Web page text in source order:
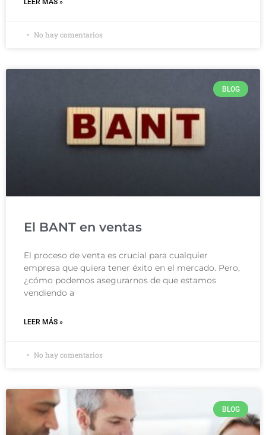
LEER MÁS »
No hay comentarios
BLOG
El BANT en ventas
El proceso de venta es crucial para cualquier
empresa que quiera tener éxito en el mercado. Pero,
¿cómo podemos asegurarnos de que estamos
vendiendo a
LEER MÁS »
No hay comentarios
BLOG